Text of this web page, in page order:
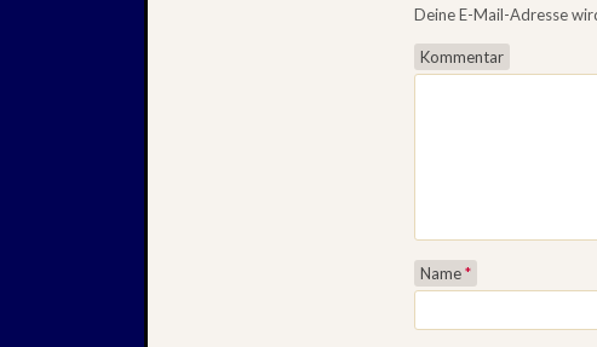
Deine E-Mail-Adresse
Kommentar
Name*